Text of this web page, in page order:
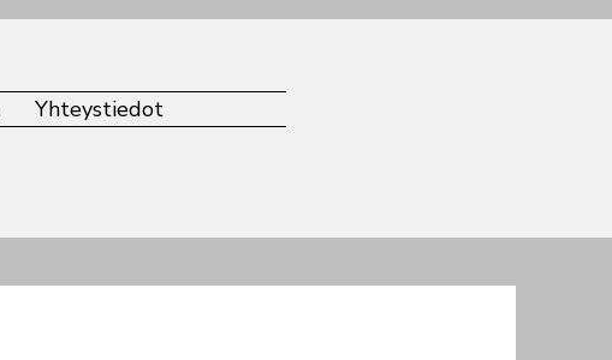
Yhteystiedot